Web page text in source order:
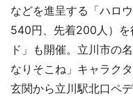
などを進呈する「ハロ
540円、先着200人）を
ド」も開催。立川市の
なりそこね」キャラク
玄関から立川駅北口ペ